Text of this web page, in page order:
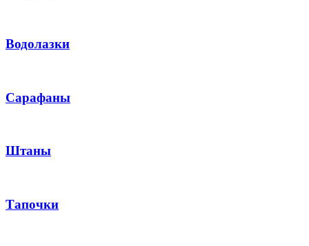
Водолазки
Сарафаны
Штаны
Тапочки